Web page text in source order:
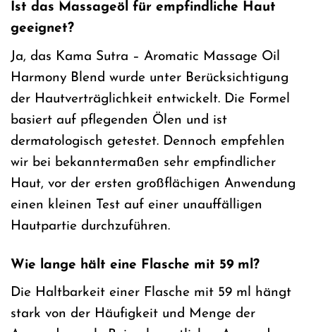
Ist das Massageöl für empfindliche Haut
geeignet?
Ja, das Kama Sutra – Aromatic Massage Oil
Harmony Blend wurde unter Berücksichtigung
der Hautverträglichkeit entwickelt. Die Formel
basiert auf pflegenden Ölen und ist
dermatologisch getestet. Dennoch empfehlen
wir bei bekanntermaßen sehr empfindlicher
Haut, vor der ersten großflächigen Anwendung
einen kleinen Test auf einer unauffälligen
Hautpartie durchzuführen.
Wie lange hält eine Flasche mit 59 ml?
Die Haltbarkeit einer Flasche mit 59 ml hängt
stark von der Häufigkeit und Menge der